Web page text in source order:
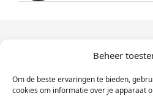
Beheer
Om de beste ervaringen te bieden,
cookies om informatie over je apparaat
Dagelijks het laatste
Vul